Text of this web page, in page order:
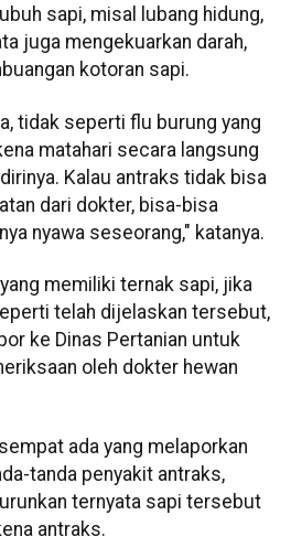
sapi, misal lubang hidung,
juga mengekuarkan darah,
kotoran sapi.
tidak seperti flu burung yang
matahari secara langsung
Kalau antraks tidak bisa
dari dokter, bisa-bisa
nyawa seseorang," katanya.
memiliki ternak sapi, jika
telah dijelaskan tersebut,
ke Dinas Pertanian untuk
oleh dokter hewan
ada yang melaporkan
tanda penyakit antraks,
ternyata sapi tersebut
antraks.